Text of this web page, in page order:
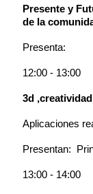
Presente y
de la
Presenta:
12:00 - 13:00
3d
Aplicaciones
Presentan:
13:00 - 14:00